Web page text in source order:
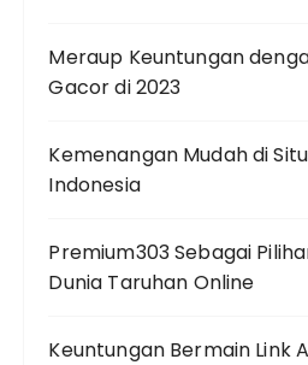
Meraup Keuntungan
Gacor di 2023
Kemenangan Mudah di
Indonesia
Premium303 Sebagai
Dunia Taruhan Online
Keuntungan Bermain Link